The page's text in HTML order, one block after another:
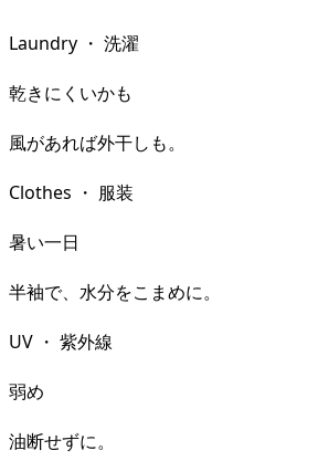
Laundry ・ 洗濯
乾きにくいかも
風があれば外干しも。
Clothes ・ 服装
暑い一日
半袖で、水分をこまめに。
UV ・ 紫外線
弱め
油断せずに。